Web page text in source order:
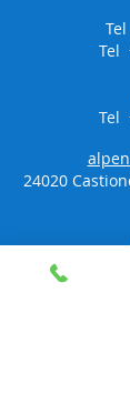
Tel
Tel
Tel
24020